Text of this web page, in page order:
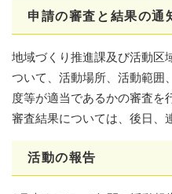
申請の審査と結果の通
地域づくり推進課及び活動区
ついて、活動場所、活動範囲
度等が適当であるかの審査を
審査結果については、後日、
活動の報告